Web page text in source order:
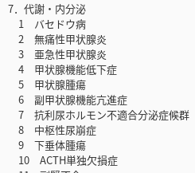
7．代謝・内分泌
1 バセドウ病
2 無痛性甲状腺炎
3 亜急性甲状腺炎
4 甲状腺機能低下症
5 甲状腺腫瘍
6 副甲状腺機能亢進症
7 抗利尿ホルモン不適合分泌症候群
8 中枢性尿崩症
9 下垂体腫瘍
10 ACTH単独欠損症